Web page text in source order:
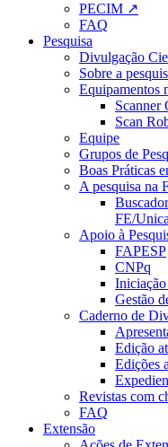
PECIM ↗
FAQ
Pesquisa
Divulgação
Sobre a
Equipamentos
Scanner
Scan
Equipe
Grupos de
Boas Práticas
A pesquisa na
FE/
Apoio à
FAPESP
CNPq
Gestão
Caderno de
Edição
Edições
Revistas com
FAQ
Extensão